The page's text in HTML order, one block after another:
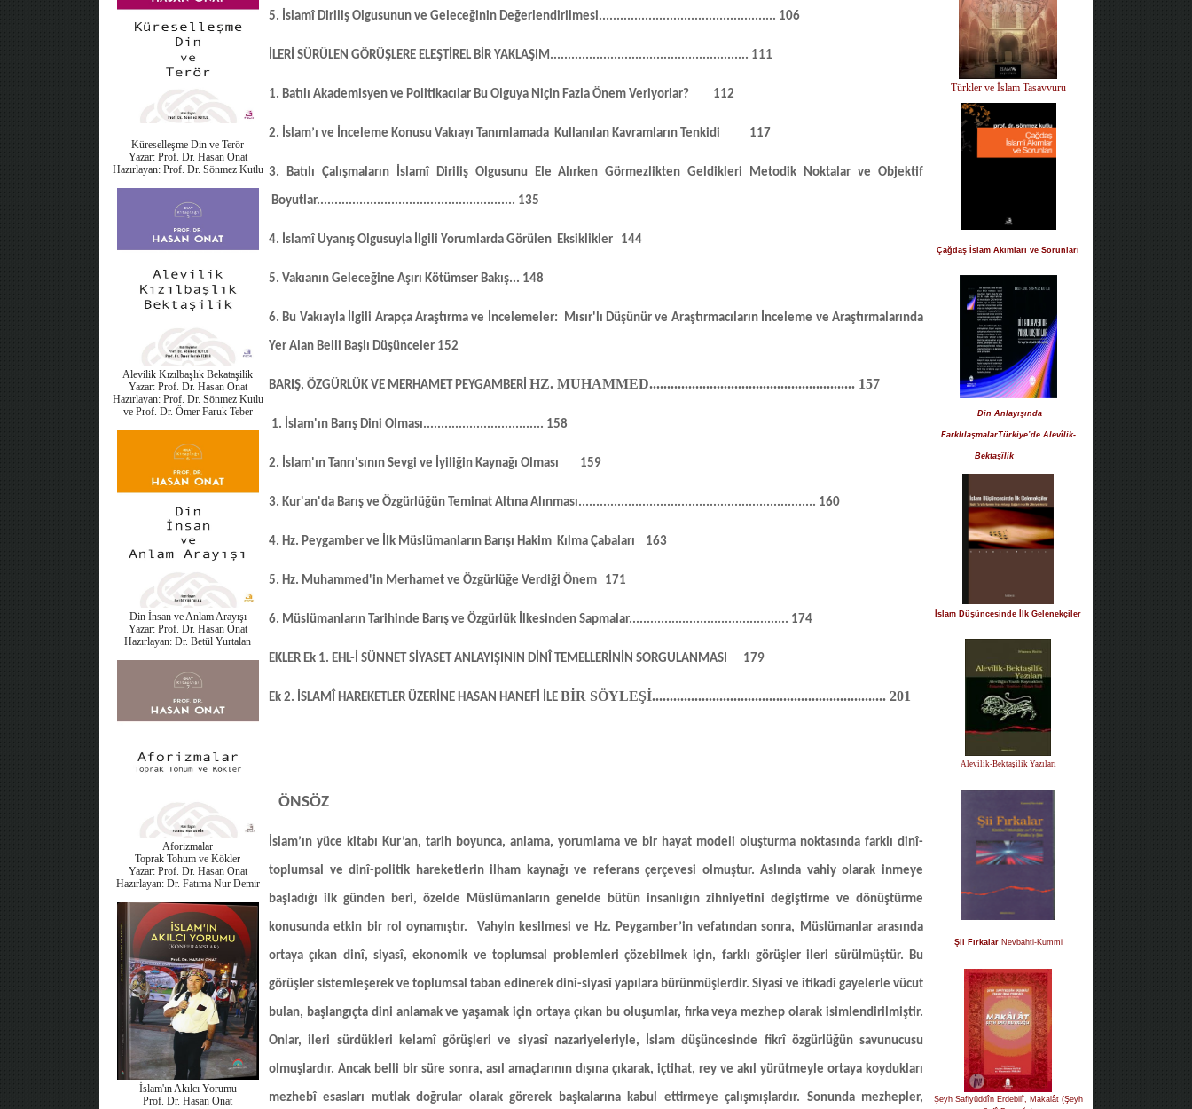
Küreselleşme Din ve Terör
Yazar: Prof. Dr. Hasan Onat
Hazırlayan: Prof. Dr. Sönmez Kutlu
Alevilik Kızılbaşlık Bekataşilik
Yazar: Prof. Dr. Hasan Onat
Hazırlayan: Prof. Dr. Sönmez Kutlu
ve Prof. Dr. Ömer Faruk Teber
Din İnsan ve Anlam Arayışı
Yazar: Prof. Dr. Hasan Onat
Hazırlayan: Dr. Betül Yurtalan
Aforizmalar
Toprak Tohum ve Kökler
Yazar: Prof. Dr. Hasan Onat
Hazırlayan: Dr. Fatıma Nur Demir
İslam'ın Akılcı Yorumu
Prof. Dr. Hasan Onat
5. İslamî Diriliş Olgusunun ve Geleceğinin Değerlendirilmesi.................................................. 106
İLERİ SÜRÜLEN GÖRÜŞLERE ELEŞTİREL BİR YAKLAŞIM........................................................ 111
1. Batılı Akademisyen ve Politikacılar Bu Olguya Niçin Fazla Önem Veriyorlar? 112
2. İslam’ı ve İnceleme Konusu Vakıayı Tanımlamada Kullanılan Kavramların Tenkidi 117
3. Batılı Çalışmaların İslamî Diriliş Olgusunu Ele Alırken Görmezlikten Geldikleri Metodik Noktalar ve Objektif
Boyutlar........................................................ 135
4. İslamî Uyanış Olgusuyla İlgili Yorumlarda Görülen Eksiklikler 144
5. Vakıanın Geleceğine Aşırı Kötümser Bakış... 148
6. Bu Vakıayla İlgili Arapça Araştırma ve İncelemeler: Mısır'lı Düşünür ve Araştırmacıların İnceleme ve Araştırmalarında
Yer Alan Belli Başlı Düşünceler 152
BARIŞ, ÖZGÜRLÜK VE MERHAMET PEYGAMBERİ HZ. MUHAMMED.......................................................... 157
1. İslam'ın Barış Dini Olması.................................. 158
2. İslam'ın Tanrı'sının Sevgi ve İyiliğin Kaynağı Olması 159
3. Kur'an'da Barış ve Özgürlüğün Teminat Altına Alınması................................................................... 160
4. Hz. Peygamber ve İlk Müslümanların Barışı Hakim Kılma Çabaları 163
5. Hz. Muhammed'in Merhamet ve Özgürlüğe Verdiği Önem 171
6. Müslümanların Tarihinde Barış ve Özgürlük İlkesinden Sapmalar............................................. 174
EKLER Ek 1. EHL-İ SÜNNET SİYASET ANLAYIŞININ DİNÎ TEMELLERİNİN SORGULANMASI 179
Ek 2. İSLAMÎ HAREKETLER ÜZERİNE HASAN HANEFİ İLE BİR SÖYLEŞİ.................................................................. 201
ÖNSÖZ
İslam’ın yüce kitabı Kur’an, tarih boyunca, anlama, yorumlama ve bir hayat modeli oluşturma noktasında farklı dinî-
toplumsal ve dinî-politik hareketlerin ilham kaynağı ve referans çerçevesi olmuştur. Aslında vahiy olarak inmeye
başladığı ilk günden beri, özelde Müslümanların genelde bütün insanlığın zihniyetini değiştirme ve dönüştürme
konusunda etkin bir rol oynamıştır. Vahyin kesilmesi ve Hz. Peygamber’in vefatından sonra, Müslümanlar arasında
ortaya çıkan dinî, siyasî, ekonomik ve toplumsal problemleri çözebilmek için, farklı görüşler ileri sürülmüştür. Bu
görüşler sistemleşerek ve toplumsal taban edinerek dinî-siyasî yapılara bürünmüşlerdir. Siyasî ve îtikadî gayelerle vücut
bulan, başlangıçta dini anlamak ve yaşamak için ortaya çıkan bu oluşumlar, fırka veya mezhep olarak isimlendirilmiştir.
Onlar, ileri sürdükleri kelamî görüşleri ve siyasî nazariyeleriyle, İslam düşüncesinde fikrî özgürlüğün savunucusu
olmuşlardır. Ancak belli bir süre sonra, asıl amaçlarının dışına çıkarak, içtihat, rey ve akıl yürütmeyle ortaya koydukları
mezhebî esasları mutlak doğrular olarak görerek başkalarına kabul ettirmeye çalışmışlardır. Sonunda mezhepler,
Türkler ve İslam Tasavvuru
Çağdaş İslam Akımları ve Sorunları
Din Anlayışında
FarklılaşmalarTürkiye’de Alevîlik-
Bektaşîlik
İslam Düşüncesinde İlk Gelenekçiler
Alevilik-Bektaşilik Yazıları
Şii Fırkalar Nevbahti-Kummi
Şeyh Safiyüddîn Erdebilî, Makalât (Şeyh